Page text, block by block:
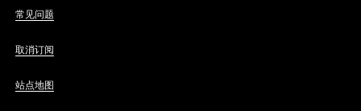
常见问题
取消订阅
站点地图